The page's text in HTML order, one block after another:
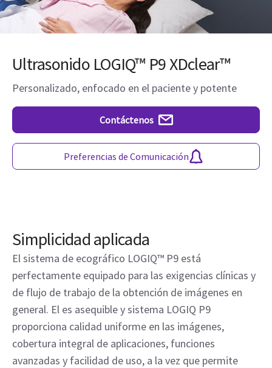
Ultrasonido LOGIQ™ P9 XDclear™
Personalizado, enfocado en el paciente y potente
Contáctenos
Preferencias de Comunicación
Simplicidad aplicada
El sistema de ecográfico LOGIQ™ P9 está
perfectamente equipado para las exigencias clínicas y
de flujo de trabajo de la obtención de imágenes en
general. El es asequible y sistema LOGIQ P9
proporciona calidad uniforme en las imágenes,
cobertura integral de aplicaciones, funciones
avanzadas y facilidad de uso, a la vez que permite